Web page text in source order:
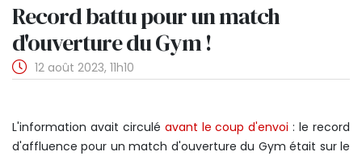
Record battu pour un match
d'ouverture du Gym !
12 août 2023, 11h10
L'information avait circulé avant le coup d'envoi : le record
d'affluence pour un match d'ouverture du Gym était sur le